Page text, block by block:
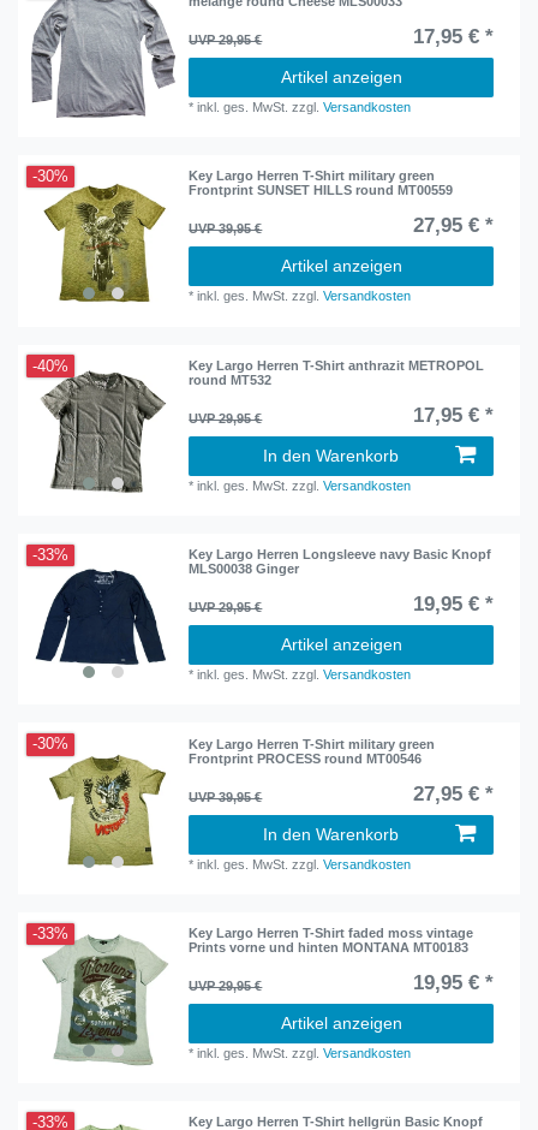
UVP 29,95 € 17,95 € *
Artikel anzeigen
*inkl. ges. MwSt. zzgl.Versandkosten
-30%
Key Largo Herren T-Shirt military green
Frontprint SUNSET HILLS round MT00559
UVP 39,95 € 27,95 € *
Artikel anzeigen
*inkl. ges. MwSt. zzgl.Versandkosten
-40%
Key Largo Herren T-Shirt anthrazit METROPOL
round MT532
UVP 29,95 € 17,95 € *
In den Warenkorb
*inkl. ges. MwSt. zzgl.Versandkosten
-33%
Key Largo Herren Longsleeve navy Basic Knopf
MLS00038 Ginger
UVP 29,95 € 19,95 € *
Artikel anzeigen
*inkl. ges. MwSt. zzgl.Versandkosten
-30%
Key Largo Herren T-Shirt military green
Frontprint PROCESS round MT00546
UVP 39,95 € 27,95 € *
In den Warenkorb
*inkl. ges. MwSt. zzgl.Versandkosten
-33%
Key Largo Herren T-Shirt faded moss vintage
Prints vorne und hinten MONTANA MT00183
UVP 29,95 € 19,95 € *
Artikel anzeigen
*inkl. ges. MwSt. zzgl.Versandkosten
-33%
Key Largo Herren T-Shirt hellgrün Basic Knopf